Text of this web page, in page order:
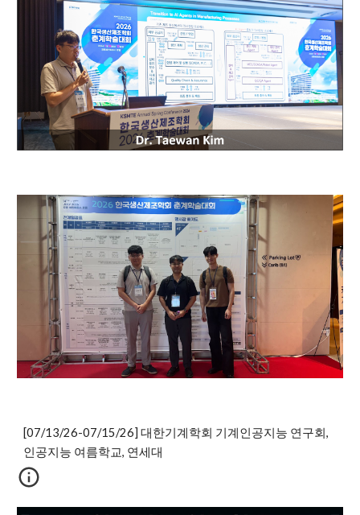
[07/13/26-07/15/26] 대한기계학회 기계인공지능 연구회,
인공지능 여름학교, 연세대